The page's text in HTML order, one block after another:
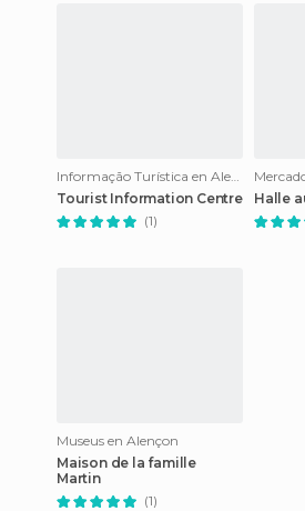
Informação Turística en Alençon
Tourist Information Centre
(1)
Halle
Museus en Alençon
Maison de la famille
Martin
(1)